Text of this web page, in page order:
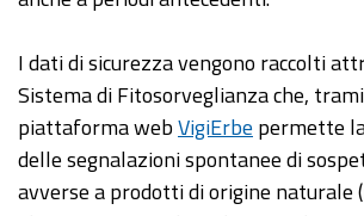
I dati di sicurezza vengono raccolti
Sistema di Fitosorveglianza che,
piattaforma webVigiErbe permette
delle segnalazioni spontanee di
avverse a prodotti di origine naturale